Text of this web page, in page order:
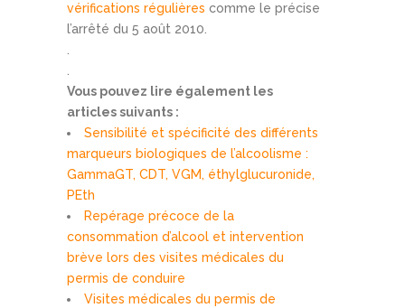
vérifications régulières comme le précise
l’arrêté du 5 août 2010.
.
.
Vous pouvez lire également les
articles suivants :
Sensibilité et spécificité des différents
marqueurs biologiques de l’alcoolisme :
GammaGT, CDT, VGM, éthylglucuronide,
PEth
Repérage précoce de la
consommation d’alcool et intervention
brève lors des visites médicales du
permis de conduire
Visites médicales du permis de